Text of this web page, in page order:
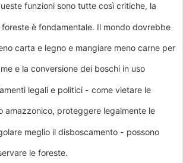
funzioni sono tutte così critiche, la
è fondamentale. Il mondo dovrebbe
carta e legno e mangiare meno carne per
e la conversione dei boschi in uso
legali e politici - come vietare le
amazzonico, proteggere legalmente le
meglio il disboscamento - possono
le foreste.